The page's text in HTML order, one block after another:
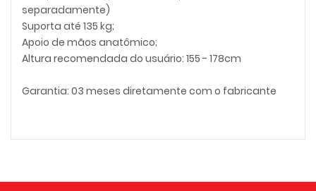
separadamente)
Suporta até 135 kg;
Apoio de mãos anatômico;
Altura recomendada do usuário: 155 - 178cm
Garantia: 03 meses diretamente com o fabricante